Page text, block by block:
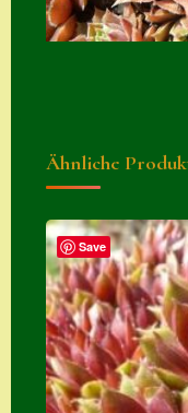
Ähnliche
Save